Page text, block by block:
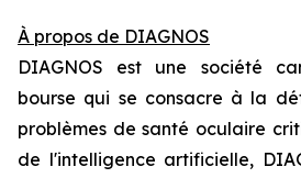
À propos de DIAGNOS
DIAGNOS est une société
bourse qui se consacre à la
problèmes de santé oculaire
de l'intelligence artificielle,